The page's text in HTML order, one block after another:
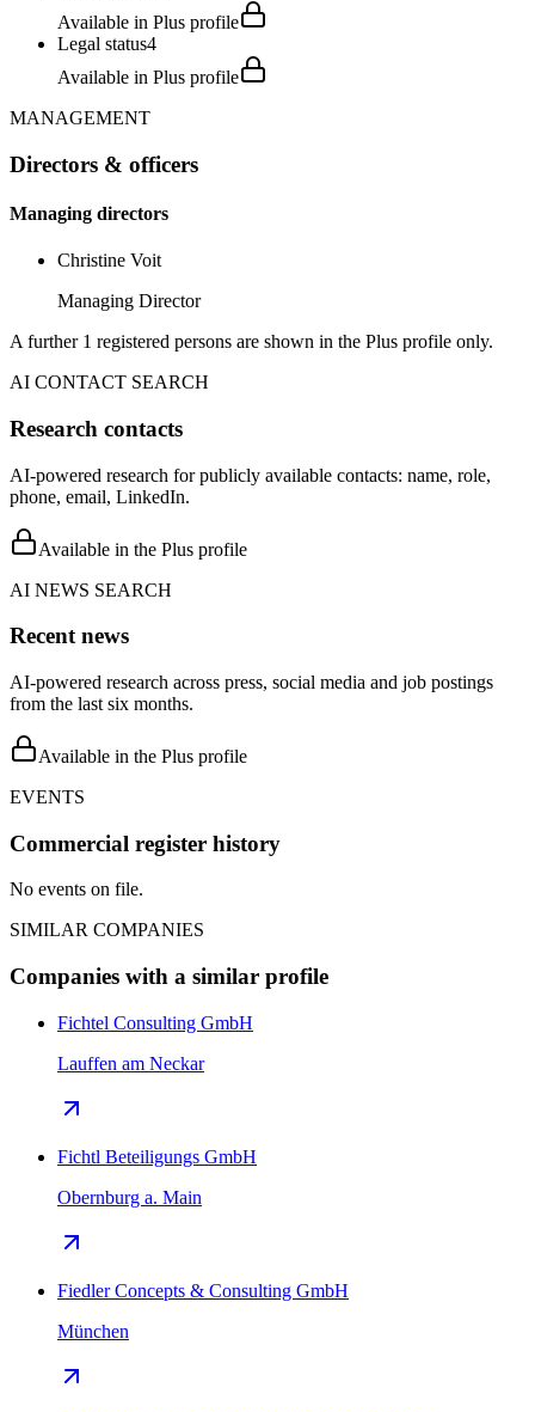
Available in Plus profile
Legal status4
Available in Plus profile
MANAGEMENT
Directors & officers
Managing directors
Christine Voit
Managing Director
A further 1 registered persons are shown in the Plus profile only.
AI CONTACT SEARCH
Research contacts
AI-powered research for publicly available contacts: name, role,
phone, email, LinkedIn.
Available in the Plus profile
AI NEWS SEARCH
Recent news
AI-powered research across press, social media and job postings
from the last six months.
Available in the Plus profile
EVENTS
Commercial register history
No events on file.
SIMILAR COMPANIES
Companies with a similar profile
Fichtel Consulting GmbH
Lauffen am Neckar
Fichtl Beteiligungs GmbH
Obernburg a. Main
Fiedler Concepts & Consulting GmbH
München